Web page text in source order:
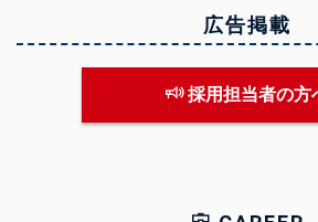
広告掲載
採用担当者の方